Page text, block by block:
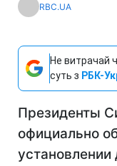
RBC.UA
Не витрачай
суть з РБК-
Президенты
официально
установлении